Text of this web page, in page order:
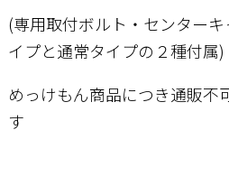
(専用取付ボルト・センター
イプと通常タイプの２種付属)
めっけもん商品につき通販不
す